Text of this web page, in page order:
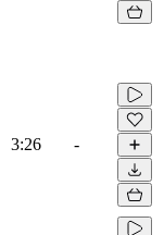
3:26 -